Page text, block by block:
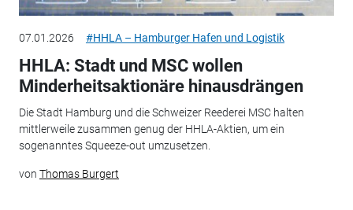
07.01.2026 #HHLA – Hamburger Hafen und Logistik
HHLA: Stadt und MSC wollen
Minderheitsaktionäre hinausdrängen
Die Stadt Hamburg und die Schweizer Reederei MSC halten
mittlerweile zusammen genug der HHLA-Aktien, um ein
sogenanntes Squeeze-out umzusetzen.
von Thomas Burgert